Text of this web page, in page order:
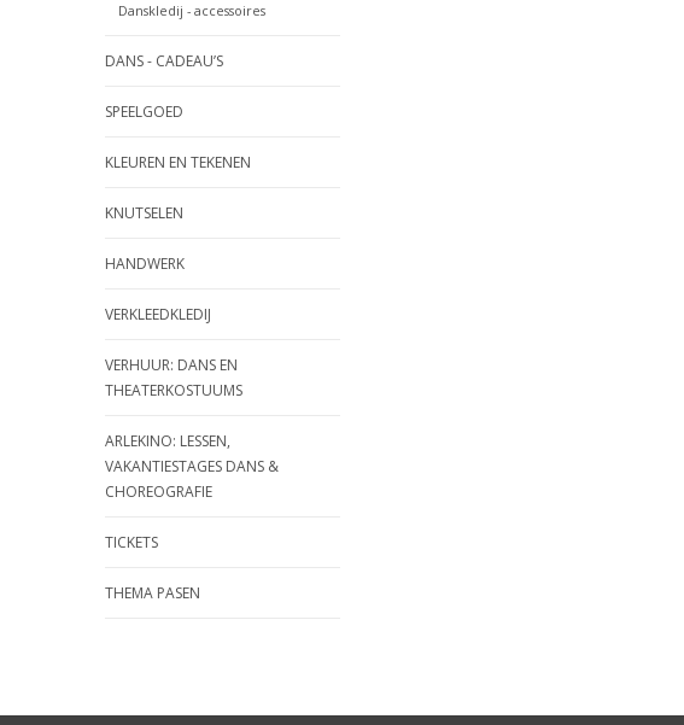
Danskledij - accessoires
DANS - CADEAU’S
SPEELGOED
KLEUREN EN TEKENEN
KNUTSELEN
HANDWERK
VERKLEEDKLEDIJ
VERHUUR: DANS EN
THEATERKOSTUUMS
ARLEKINO: LESSEN,
VAKANTIESTAGES DANS &
CHOREOGRAFIE
TICKETS
THEMA PASEN